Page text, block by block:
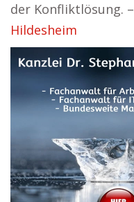
der Konfliktlösung. –
Hildesheim